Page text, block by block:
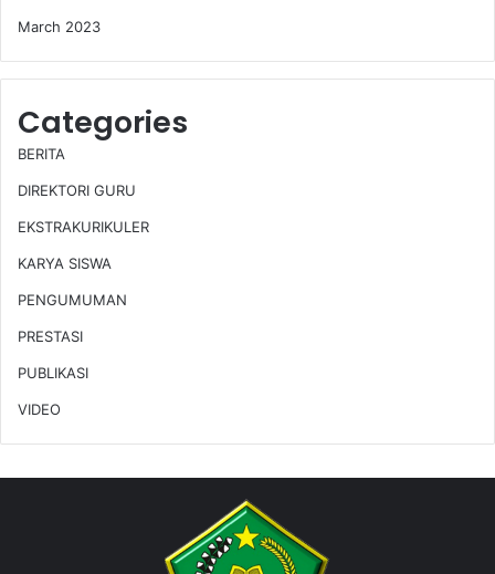
March 2023
Categories
BERITA
DIREKTORI GURU
EKSTRAKURIKULER
KARYA SISWA
PENGUMUMAN
PRESTASI
PUBLIKASI
VIDEO